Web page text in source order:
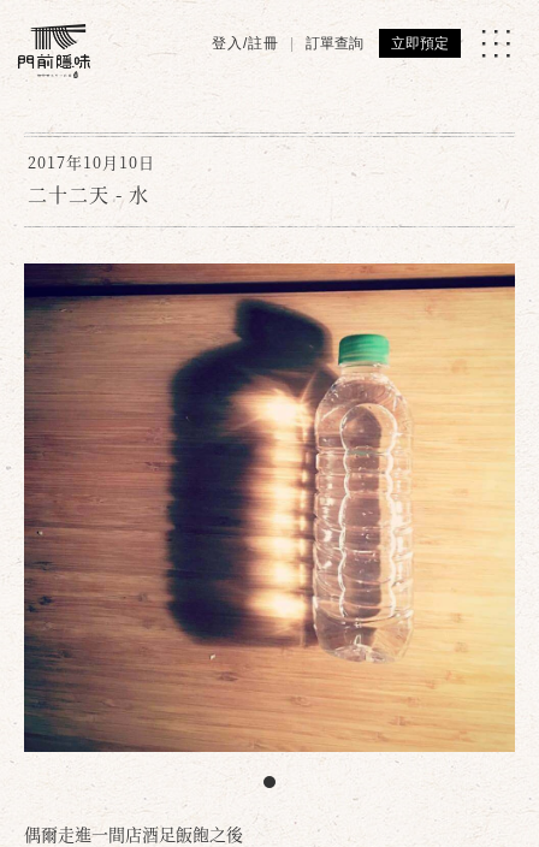
登入/註冊 訂單查詢 立即預定
2017年10月10日
二十二天 - 水
偶爾走進一間店酒足飯飽之後